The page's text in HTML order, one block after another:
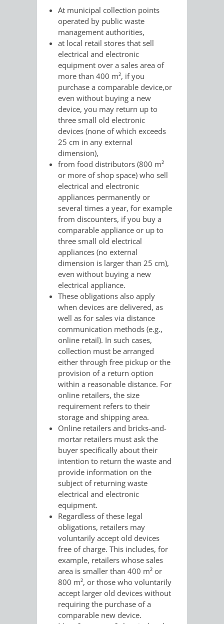
MIT
BEHINDERUNG
MIT
DEMENZ
MIGRANTEN
FLÜCHTLINGE
BAUHERREN
BAUHERRENBERATUNG
GRUNDSTÜCKSWERTERMITTLUNG
DENKMALSCHUTZ
AUFGABEN
DER
UNTEREN
DENKMALSCHUTZBEHÖRDE
STEUERVORTEILE
SATZUNGEN
IM
BEREICH
DENKMALSCHUTZ
GENEHMIGUNGSVERFAHREN
TAG
DES
OFFENEN
DENKMALS
VERKAUF
STÄDTISCHER
BAUPLÄTZE
VERKAUF
STÄDTISCHER
HÄUSER
/
LIEGENSCHAFTEN
ABWASSERBESEITIGUNG
ERSCHLIESSUNGSBEITRAG
ANTRAGSVERFAHREN
VERMIETE
DOCH
AN
DEINE
STADT
WIEDERVERMIETUNGSPRÄMIE
SITZUNGSUNTERLAGEN
UMLEGUNGSAUSSCHUSS
BERATENDE
AUSSCHÜSSE
RATHAUS
BÜRGERMEISTER
/
DEZERNATE
ÄMTER
FÜR
BAURECHT
GEBÄUDEBETRIEB
FÜR
SOZIALE
At municipal collection points
operated by public waste
management authorities,
at local retail stores that sell
electrical and electronic
equipment over a sales area of
more than 400 m², if you
purchase a comparable device,or
even without buying a new
device, you may return up to
three small old electronic
devices (none of which exceeds
25 cm in any external
dimension),
from food distributors (800 m²
or more of shop space) who sell
electrical and electronic
appliances permanently or
several times a year, for example
from discounters, if you buy a
comparable appliance or up to
three small old electrical
appliances (no external
dimension is larger than 25 cm),
even without buying a new
electrical appliance.
These obligations also apply
when devices are delivered, as
well as for sales via distance
communication methods (e.g.,
online retail). In such cases,
collection must be arranged
either through free pickup or the
provision of a return option
within a reasonable distance. For
online retailers, the size
requirement refers to their
storage and shipping area.
Online retailers and bricks-and-
mortar retailers must ask the
buyer specifically about their
intention to return the waste and
provide information on the
subject of returning waste
electrical and electronic
equipment.
Regardless of these legal
obligations, retailers may
voluntarily accept old devices
free of charge. This includes, for
example, retailers whose sales
area is smaller than 400 m² or
800 m², or those who voluntarily
accept larger old devices without
requiring the purchase of a
comparable new device.